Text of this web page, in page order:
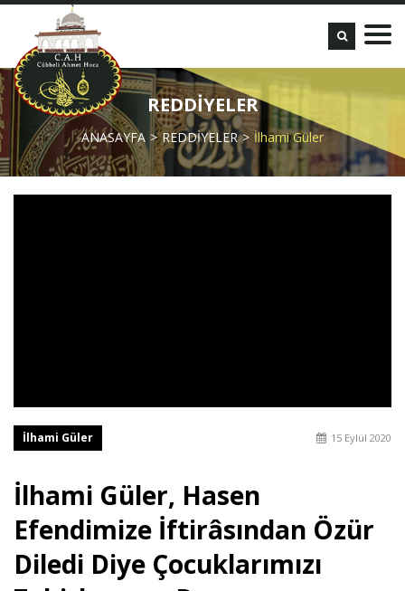
REDDİYELER
ANASAYFA REDDİYELER İlhami Güler
İlhami Güler 15 Eylül 2020
İlhami Güler, Hasen
Efendimize İftirâsından Özür
Diledi Diye Çocuklarımızı